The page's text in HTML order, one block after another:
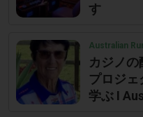
す
カジノの
プロジェ
学ぶ I